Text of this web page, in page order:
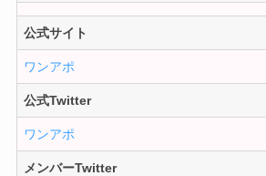
公式サイト
ワンアポ
公式Twitter
ワンアポ
メンバーTwitter